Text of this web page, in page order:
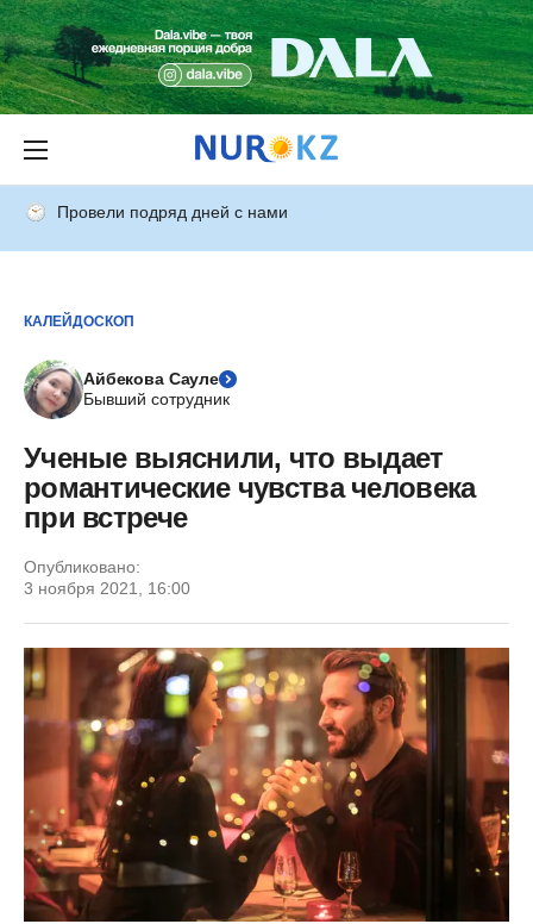
Провели подряд дней с нами
КАЛЕЙДОСКОП
Айбекова Сауле
Бывший сотрудник
Ученые выяснили, что выдает
романтические чувства человека
при встрече
Опубликовано:
3 ноября 2021, 16:00